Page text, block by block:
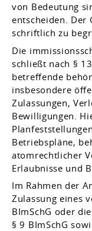
von Bedeutung
entscheiden. Der
schriftlich zu
Die
schließt nach §
betreffende
insbesondere
Zulassungen,
Bewilligungen.
Betriebspläne,
atomrechtlicher
Erlaubnisse und
Im Rahmen der
Zulassung eines
BImSchG oder
§ 9 BImSchG